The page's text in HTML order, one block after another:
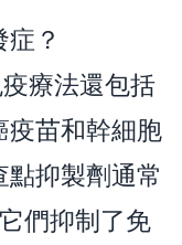
？
療法還包括
疫苗和幹細胞
抑製劑通常
們抑制了免